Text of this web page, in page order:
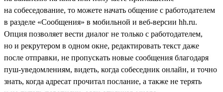
на собеседование, то можете начать общение с работодателем
в разделе «Сообщения» в мобильной и веб-версии hh.ru.
Опция позволяет вести диалог не только с работодателем,
но и рекрутером в одном окне, редактировать текст даже
после отправки, не пропускать новые сообщения благодаря
пуш-уведомлениям, видеть, когда собеседник онлайн, и точно
знать, когда адресат прочитал послание, а также не терять